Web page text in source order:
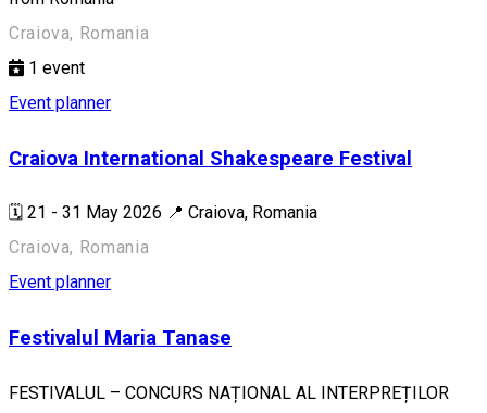
Craiova, Romania
1 event
Event planner
Craiova International Shakespeare Festival
🗓️ 21 - 31 May 2026 📍 Craiova, Romania
Craiova, Romania
Event planner
Festivalul Maria Tanase
FESTIVALUL – CONCURS NAȚIONAL AL INTERPREȚILOR